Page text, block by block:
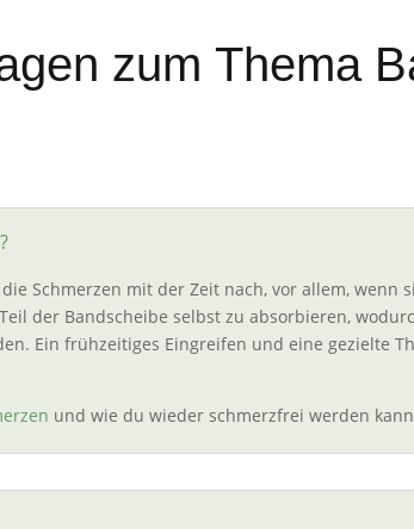
zum Thema
Schmerzen mit der Zeit nach, vor allem,
der Bandscheibe selbst zu absorbieren,
Ein frühzeitiges Eingreifen und eine gezielte
und wie du wieder schmerzfrei werden